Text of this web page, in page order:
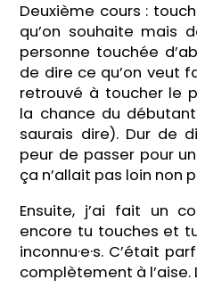
Deuxième cours :
qu’on souhaite mais
personne touchée
de dire ce qu’on veut
retrouvé à toucher le
la chance du
saurais dire). Dur de
peur de passer pour
ça n’allait pas loin non
Ensuite, j’ai fait un
encore tu touches et
inconnu·e·s. C’était
complètement à l’aise.